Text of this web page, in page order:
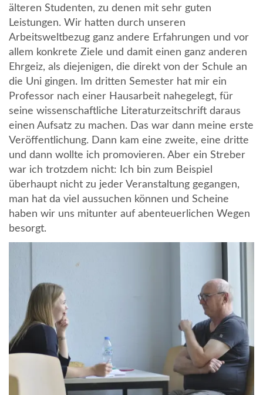
älteren Studenten, zu denen mit sehr guten
Leistungen. Wir hatten durch unseren
Arbeitsweltbezug ganz andere Erfahrungen und vor
allem konkrete Ziele und damit einen ganz anderen
Ehrgeiz, als diejenigen, die direkt von der Schule an
die Uni gingen. Im dritten Semester hat mir ein
Professor nach einer Hausarbeit nahegelegt, für
seine wissenschaftliche Literaturzeitschrift daraus
einen Aufsatz zu machen. Das war dann meine erste
Veröffentlichung. Dann kam eine zweite, eine dritte
und dann wollte ich promovieren. Aber ein Streber
war ich trotzdem nicht: Ich bin zum Beispiel
überhaupt nicht zu jeder Veranstaltung gegangen,
man hat da viel aussuchen können und Scheine
haben wir uns mitunter auf abenteuerlichen Wegen
besorgt.